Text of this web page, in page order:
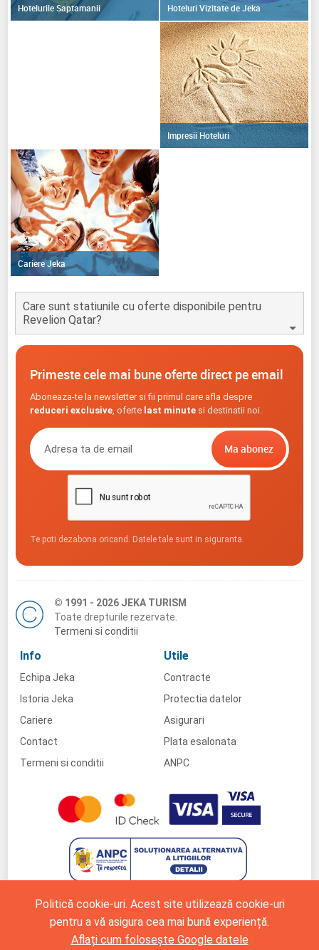
Politică cookie-uri. Acest site utilizează cookie-uri
pentru a vă asigura cea mai bună experiență.
Aflați cum folosește Google datele
Hotelurile Saptamanii Hoteluri Vizitate de Jeka
Impresii Hoteluri
Cariere Jeka
Care sunt statiunile cu oferte disponibile pentru
Revelion Qatar?
Primeste cele mai bune oferte direct pe email
Aboneaza-te la newsletter si fii primul care afla despre
reduceri exclusive, oferte last minutesi destinatii noi.
Te poti dezabona oricand. Datele tale sunt in siguranta.
© 1991 - 2026 JEKA TURISM
Toate drepturile rezervate.
Termeni si conditii
Info
Echipa Jeka
Istoria Jeka
Cariere
Contact
Termeni si conditii
Utile
Contracte
Protectia datelor
Asigurari
Plata esalonata
ANPC